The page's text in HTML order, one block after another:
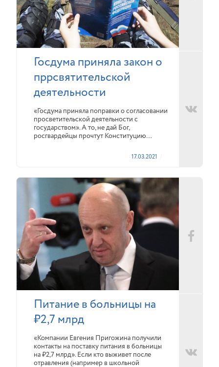
Госдума приняла закон о
пррсвятительской
деятельности
«Госдума приняла поправки о согласовании
просветительской деятельности с
государством». А то, не дай Бог,
росгвардейцы прочтут Конституцию…
17.03.2021
Питание в больницы на
₽2,7 млрд
«Компании Евгения Пригожина получили
контакты на поставку питания в больницы
на ₽2,7 млрд». Если кто выживет после
отравления (например в школьной